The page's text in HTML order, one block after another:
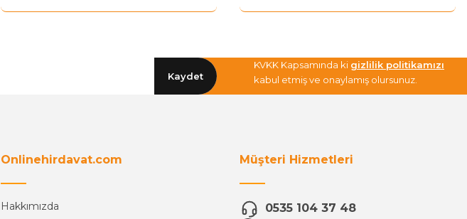
Kaydet
KVKK Kapsamında ki gizlilik politikamızı
kabul etmiş ve onaylamış olursunuz.
Onlinehirdavat.com
Hakkımızda
Müşteri Hizmetleri
0535 104 37 48